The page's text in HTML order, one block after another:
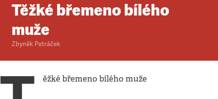
Těžké břemeno bílého
muže
Zbyněk Petráček
ěžké břemeno bílého muže